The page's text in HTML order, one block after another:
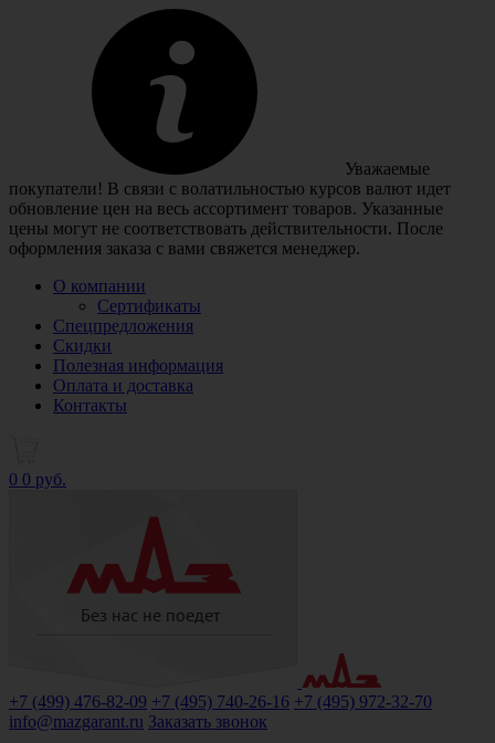
Уважаемые
покупатели! В связи с волатильностью курсов валют идет
обновление цен на весь ассортимент товаров. Указанные
цены могут не соответствовать действительности. После
оформления заказа с вами свяжется менеджер.
О компании
Сертификаты
Спецпредложения
Скидки
Полезная информация
Оплата и доставка
Контакты
0 0 руб.
+7 (499) 476-82-09 +7 (495) 740-26-16 +7 (495) 972-32-70
info@mazgarant.ru Заказать звонок